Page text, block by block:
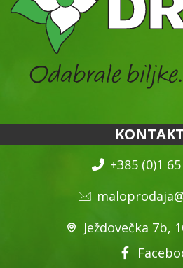
KONTAKT
+385 (0)1
Ježdovečka 7b,